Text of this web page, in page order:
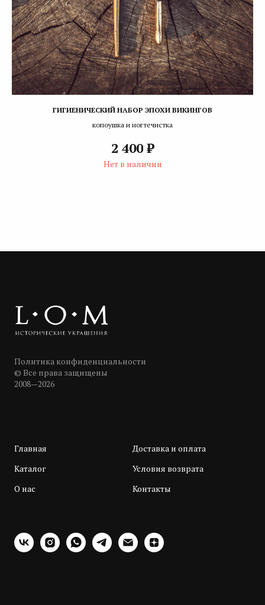
ГИГИЕНИЧЕСКИЙ НАБОР ЭПОХИ ВИКИНГОВ
копоушка и ногтечистка
2 400 ₽
Нет в наличии
Политика конфиденциальности
© Все права защищены
2008—2026
Главная
Каталог
О нас
Доставка и оплата
Условия возврата
Контакты